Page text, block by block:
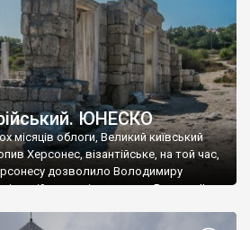
ЮНЕСКО
місяців облоги, Великий київський
Херсонес, візантійське, на той час,
дозволило Володимиру
імператору Василю ІІ, та
став Василем-християнином.